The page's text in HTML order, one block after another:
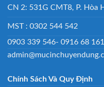
CN 2: 531G CMT8, P. Hòa
MST : 0302 544 542
0903 339 546- 0916 68
Chính Sách Và Quy Định